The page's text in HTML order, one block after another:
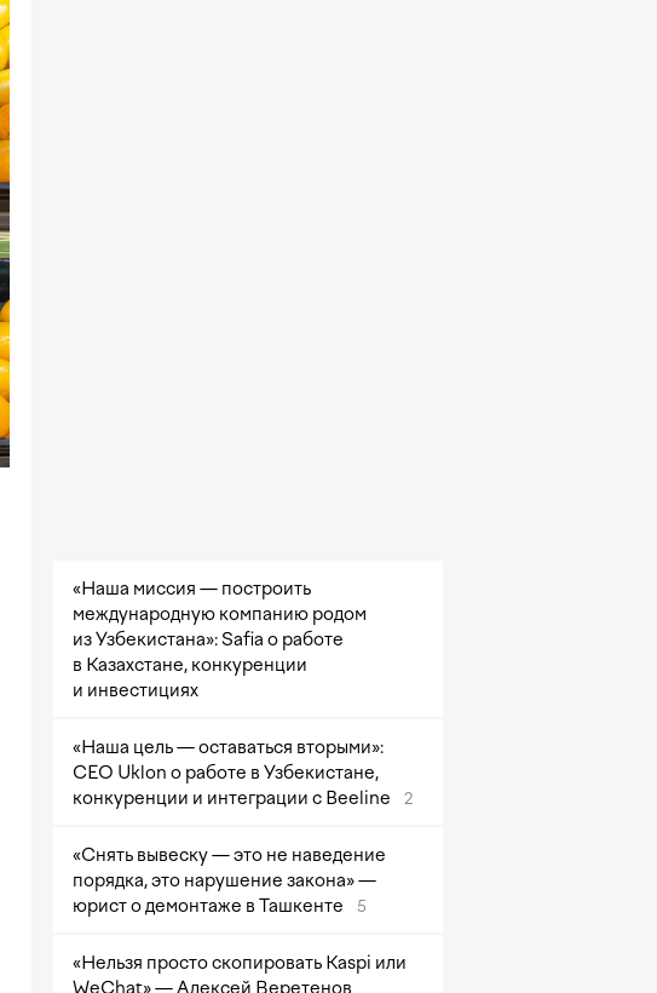
«Наша миссия — построить
международную компанию родом
из Узбекистана»: Safia о работе
в Казахстане, конкуренции
и инвестициях
«Наша цель — оставаться вторыми»:
CEO Uklon о работе в Узбекистане,
конкуренции и интеграции с Beeline
2
«Снять вывеску — это не наведение
порядка, это нарушение закона» —
юрист о демонтаже в Ташкенте
5
«Нельзя просто скопировать Kaspi или
WeChat» — Алексей Веретенов